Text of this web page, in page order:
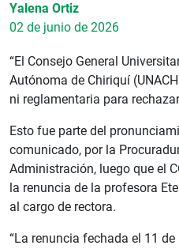
Yalena Ortiz
02 de junio de 2026
“El Consejo General
Autónoma de Chiriquí
ni reglamentaria para
Esto fue parte del
comunicado, por la
Administración, luego que el
la renuncia de la profesora
al cargo de rectora.
“La renuncia fechada el 11